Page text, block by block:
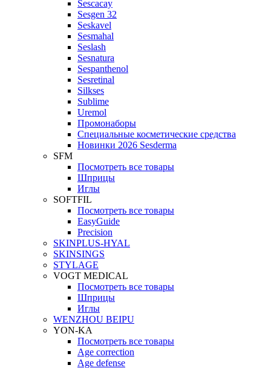
Sescacay
Sesgen 32
Seskavel
Sesmahal
Seslash
Sesnatura
Sespanthenol
Sesretinal
Silkses
Sublime
Uremol
Промонаборы
Специальные косметические средства
Новинки 2026 Sesderma
SFM
Посмотреть все товары
Шприцы
Иглы
SOFTFIL
Посмотреть все товары
EasyGuide
Precision
SKINPLUS-HYAL
SKINSINGS
STYLAGE
VOGT MEDICAL
Посмотреть все товары
Шприцы
Иглы
WENZHOU BEIPU
YON-KA
Посмотреть все товары
Age correction
Age defense